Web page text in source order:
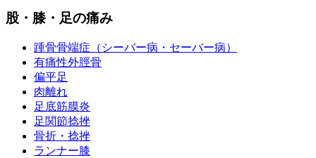
股・膝・足の痛み
踵骨骨端症（シーバー病・セーバー病）
有痛性外脛骨
偏平足
肉離れ
足底筋膜炎
足関節捻挫
骨折・捻挫
ランナー膝